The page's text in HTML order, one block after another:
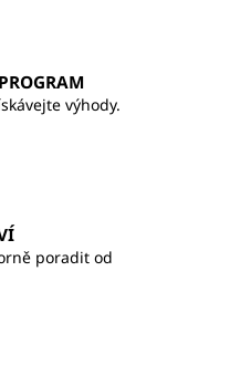
výhody.
poradit od